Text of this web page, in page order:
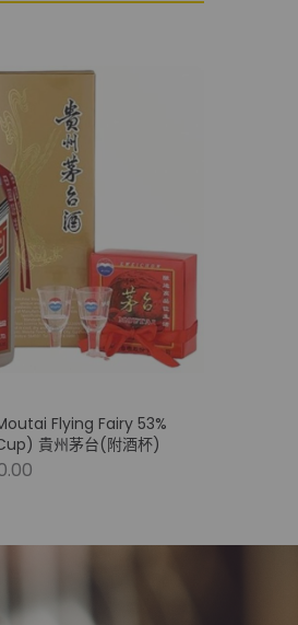
Flying Fairy 53%
貴州茅台(附酒杯)